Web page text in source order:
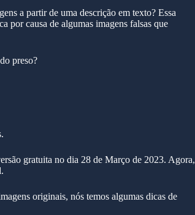
a partir de uma descrição em texto? Essa
por causa de algumas imagens falsas que
preso?
gratuita no dia 28 de Março de 2023. Agora,
originais, nós temos algumas dicas de